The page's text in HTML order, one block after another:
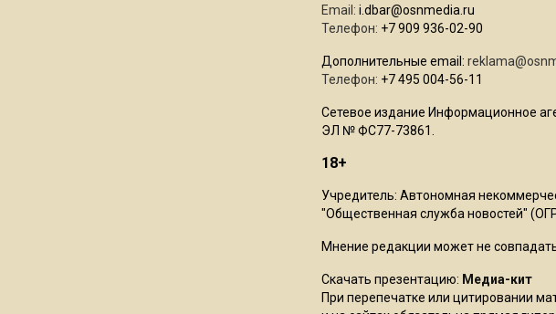
Email: i.dbar@osnmedia.ru
Телефон: +7 909 936-02-90
Дополнительные email:
Телефон: +7 495 004-56-11
Сетевое издание Информационное
ЭЛ № ФС77-73861.
18+
Учредитель: Автономная
"Общественная служба новостей"
Мнение редакции может не
Скачать презентацию: Медиа-кит
При перепечатке или цитировании